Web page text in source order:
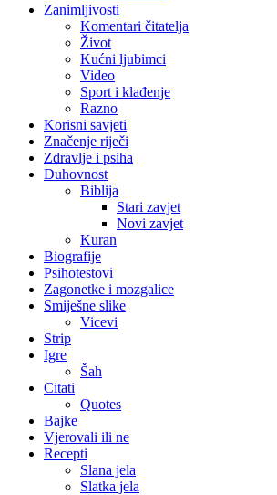
Zanimljivosti
Komentari čitatelja
Život
Kućni ljubimci
Video
Sport i klađenje
Razno
Korisni savjeti
Značenje riječi
Zdravlje i psiha
Duhovnost
Biblija
Stari zavjet
Novi zavjet
Kuran
Biografije
Psihotestovi
Zagonetke i mozgalice
Smiješne slike
Vicevi
Strip
Igre
Šah
Citati
Quotes
Bajke
Vjerovali ili ne
Recepti
Slana jela
Slatka jela